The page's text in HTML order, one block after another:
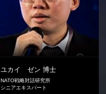
ユカイ ゼン 博士
NATO戦略対話研究所
シニアエキスパート